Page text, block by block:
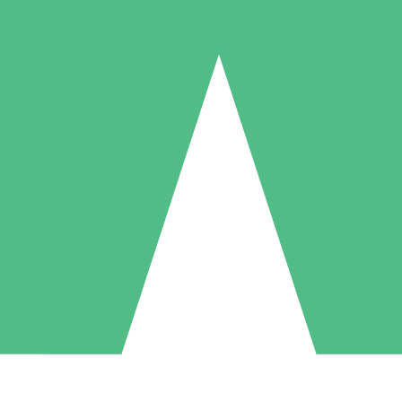
Packs de Crédits Individuels
à l'utilisation avec des crédits de téléchargement. Sans engagement
5 Téléchargements
US$